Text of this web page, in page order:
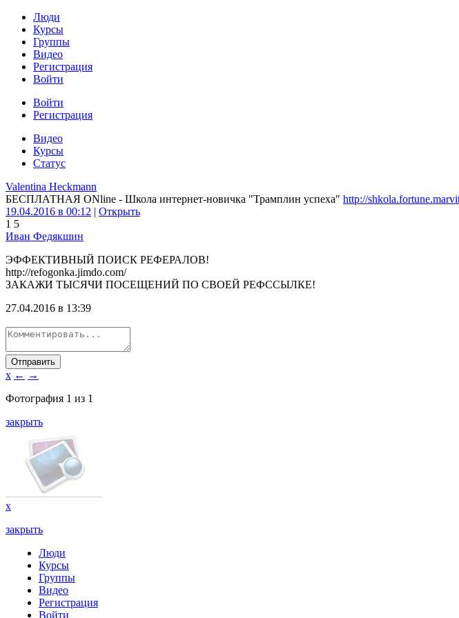
Люди
Курсы
Группы
Видео
Регистрация
Войти
Войти
Регистрация
Видео
Курсы
Статус
Valentina Heckmann
БЕСПЛАТНАЯ ONline - Школа интернет-новичка "Трамплин успеха" http://
19.04.2016 в 00:12 | Открыть
1 5
Иван Федякшин
ЭФФЕКТИВНЫЙ ПОИСК РЕФЕРАЛОВ!
http://refogonka.jimdo.com/
ЗАКАЖИ ТЫСЯЧИ ПОСЕЩЕНИЙ ПО СВОЕЙ РЕФССЫЛКЕ!
27.04.2016 в 13:39
Отправить
x ← →
Фотография 1 из 1
закрыть
x
закрыть